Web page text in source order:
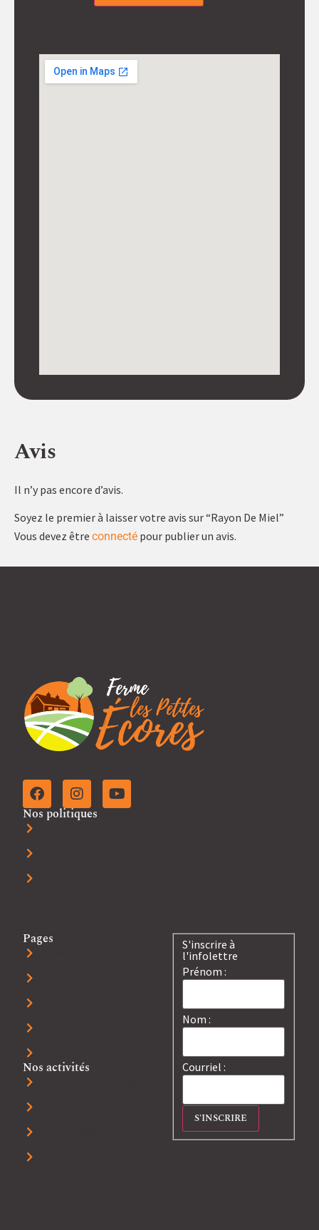
Avis
Il n’y pas encore d’avis.
Soyez le premier à laisser votre avis sur “Rayon De Miel”
Vous devez être connecté pour publier un avis.
Nos politiques
Pages
Nos activités
S'inscrire à
l'infolettre
Prénom :
Nom :
Courriel :